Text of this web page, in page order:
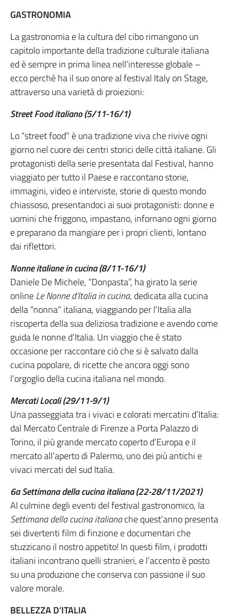
GASTRONOMIA
La gastronomia e la cultura del cibo rimangono un
capitolo importante della tradizione culturale italiana
ed è sempre in prima linea nell’interesse globale –
ecco perché ha il suo onore al festival Italy on Stage,
attraverso una varietà di proiezioni:
Street Food italiano (5/11-16/1)
Lo “street food” è una tradizione viva che rivive ogni
giorno nel cuore dei centri storici delle città italiane. Gli
protagonisti della serie presentata dal Festival, hanno
viaggiato per tutto il Paese e raccontano storie,
immagini, video e interviste, storie di questo mondo
chiassoso, presentandoci ai suoi protagonisti: donne e
uomini che friggono, impastano, infornano ogni giorno
e preparano da mangiare per i propri clienti, lontano
dai riflettori.
Nonne italiane in cucina (8/11-16/1)
Daniele De Michele, “Donpasta”, ha girato la serie
onlineLe Nonne d’Italia in cucina, dedicata alla cucina
della “nonna” italiana, viaggiando per l’Italia alla
riscoperta della sua deliziosa tradizione e avendo come
guida le nonne d’Italia. Un viaggio che è stato
occasione per raccontare ciò che si è salvato dalla
cucina popolare, di ricette che ancora oggi sono
l’orgoglio della cucina italiana nel mondo.
Mercati Locali (29/11-9/1)
Una passeggiata tra i vivaci e colorati mercatini d’Italia:
dal Mercato Centrale di Firenze a Porta Palazzo di
Torino, il più grande mercato coperto d’Europa e il
mercato all’aperto di Palermo, uno dei più antichi e
vivaci mercati del sud Italia.
6a Settimana della cucina italiana (22-28/11/2021)
Al culmine degli eventi del festival gastronomico, la
Settimana della cucina italianache quest’anno presenta
sei divertenti film di finzione e documentari che
stuzzicano il nostro appetito! In questi film, i prodotti
italiani incontrano quelli stranieri, e l’accento è posto
su una produzione che conserva con passione il suo
valore morale.
BELLEZZA D’ITALIA